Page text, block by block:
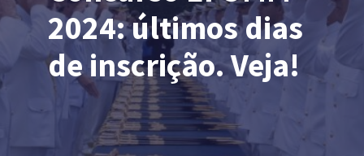
2024: últimos dias
de inscrição. Veja!